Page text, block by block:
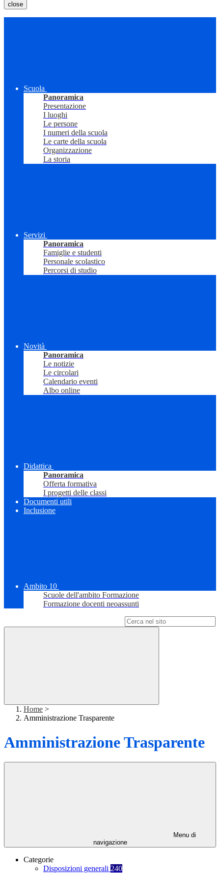
close
Scuola
Panoramica
Presentazione
I luoghi
Le persone
I numeri della scuola
Le carte della scuola
Organizzazione
La storia
Servizi
Panoramica
Famiglie e studenti
Personale scolastico
Percorsi di studio
Novità
Panoramica
Le notizie
Le circolari
Calendario eventi
Albo online
Didattica
Panoramica
Offerta formativa
I progetti delle classi
Documenti utili
Inclusione
Ambito 10
Scuole dell'ambito Formazione
Formazione docenti neoassunti
Home >
Amministrazione Trasparente
Amministrazione Trasparente
Menu di
navigazione
Categorie
Disposizioni generali 240